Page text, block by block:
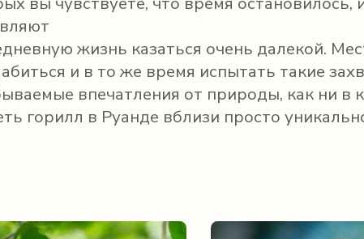
жизнь казаться очень далекой.
и в то же время испытать такие
впечатления от природы, как ни в
горилл в Руанде вблизи просто